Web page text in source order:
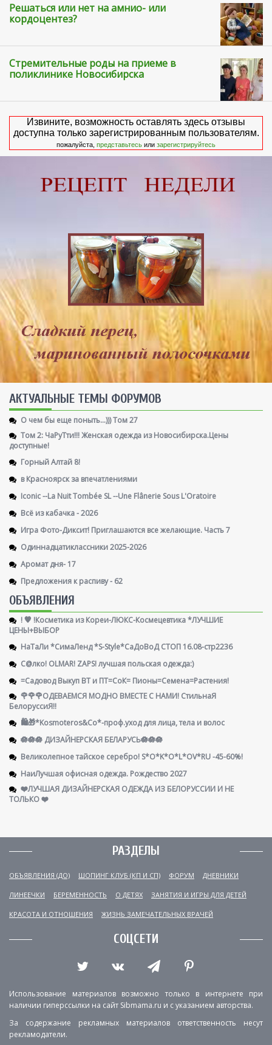
Решаться или нет на амнио- или
кордоцентез?
Стремительные роды на приеме в
поликлинике Новосибирска
Извините, возможность оставлять здесь отзывы
доступна только зарегистрированным пользователям.
пожалуйста, представьтесь или зарегистрируйтесь
AКТУАЛЬНЫЕ ТЕМЫ ФОРУМОВ
О чем бы еще поныть...))) Том 27
Том 2: ЧаРуТти!!! Женская одежда из Новосибирска.Цены
доступные!
Горный Алтай 8!
в Красноярск за впечатлениями
Iconic --La Nuit Tombée SL --Une Flânerie Sous L'Oratoire
Всё из кабачка - 2026
Игра Фото-Диксит! Приглашаются все желающие. Часть 7
Одиннадцатиклассники 2025-2026
Аромат дня- 17
Предложения к распиву - 62
ОБЪЯВЛЕНИЯ
! 🧡 !Косметика из Кореи-ЛЮКС-Космецевтика *ЛУЧШИЕ
ЦЕНЫ+ВЫБОР
НаТаЛи *СимаЛенд *S-Style*СаДоВоД СТОП 16.08-стр2236
С@лко! OLMAR! ZAPS! лучшая польская одежда:)
=Садовод Выкуп ВТ и ПТ=СоК= Пионы=Семена=Растения!
🌹🌹🌹ОДЕВАЕМСЯ МОДНО ВМЕСТЕ С НАМИ! СтильнаЯ
БелоруссиЯ‼
🛍️🎁*Kosmoteros&Co*-проф.уход для лица, тела и волос
🪷🪷🪷 ДИЗАЙНЕРСКАЯ БЕЛАРУСЬ🪷🪷🪷
Великолепное тайское серебро! S*O*K*O*L*OV*RU -45-60%!
НаиЛучшая офисная одежда. Рождество 2027
❤️ЛУЧШАЯ ДИЗАЙНЕРСКАЯ ОДЕЖДА ИЗ БЕЛОРУССИИ И НЕ
ТОЛЬКО ❤️
РАЗДЕЛЫ
ОБЪЯВЛЕНИЯ (ДО) ШОПИНГ КЛУБ (КП И СП) ФОРУМ ДНЕВНИКИ
ЛИНЕЕЧКИ БЕРЕМЕННОСТЬ О ДЕТЯХ ЗАНЯТИЯ И ИГРЫ ДЛЯ ДЕТЕЙ
КРАСОТА И ОТНОШЕНИЯ ЖИЗНЬ ЗАМЕЧАТЕЛЬНЫХ ВРАЧЕЙ
СОЦСЕТИ
Использование материалов возможно только в интернете при
наличии гиперссылки на сайт Sibmama.ru и с указанием авторства.
За содержание рекламных материалов ответственность несут
рекламодатели.